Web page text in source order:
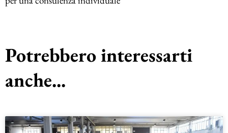
Potrebbero interessarti
anche...